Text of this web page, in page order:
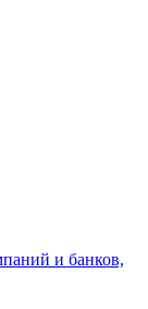
и банков,